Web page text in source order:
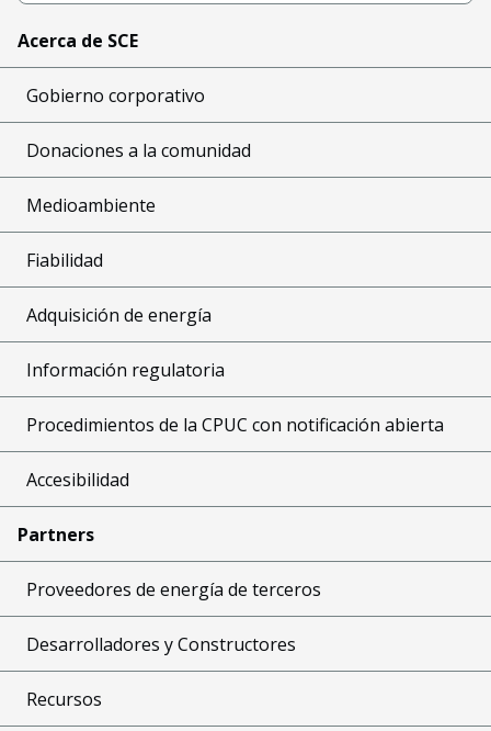
Acerca de SCE
Gobierno corporativo
Donaciones a la comunidad
Medioambiente
Fiabilidad
Adquisición de energía
Información regulatoria
Procedimientos de la CPUC con notificación abierta
Accesibilidad
Partners
Proveedores de energía de terceros
Desarrolladores y Constructores
Recursos